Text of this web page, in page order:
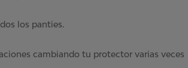
los panties.
cambiando tu protector varias veces